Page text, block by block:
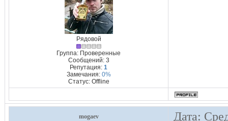
Рядовой
Группа: Проверенные
Сообщений: 3
Репутация: 1
Замечания: 0%
Статус: Offline
mogaev Дата: